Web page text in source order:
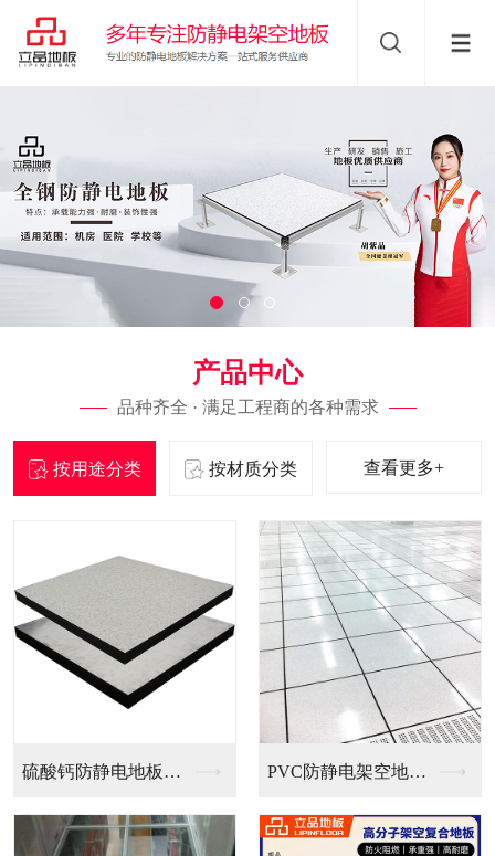
产品中心
品种齐全 · 满足工程商的各种需求
按用途分类 按材质分类 查看更多+
PVC防静电架空地板... 全钢无边防静电地板 全